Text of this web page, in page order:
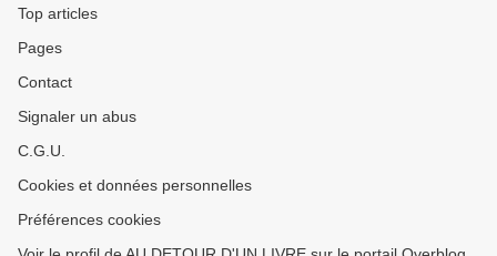
Top articles
Pages
Contact
Signaler un abus
C.G.U.
Cookies et données personnelles
Préférences cookies